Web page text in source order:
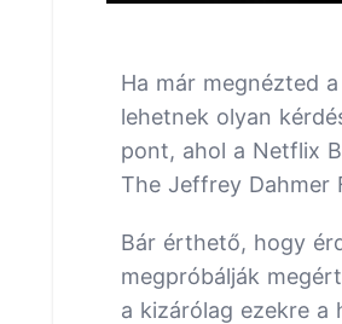
Ha már megnézted
lehetnek olyan
pont, ahol a Netflix
The Jeffrey Dahmer
Bár érthető, hogy
megpróbálják
a kizárólag ezekre